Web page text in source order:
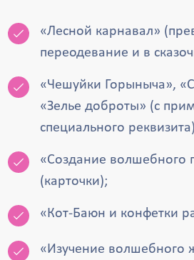
«Лесной карнавал»
переодевание и в
«Чешуйки Горыныча»,
«Зелье доброты» (с
специального
«Создание волшебного
(карточки);
«Кот-Баюн и конфетки
«Изучение волшебного